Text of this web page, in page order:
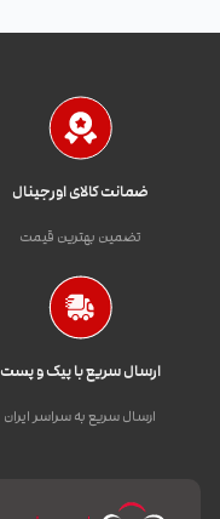
ضمانت کالای اورجینال
تضمین بهترین قیمت
ارسال سریع با پیک و پست
ارسال سریع به سراسر ایران